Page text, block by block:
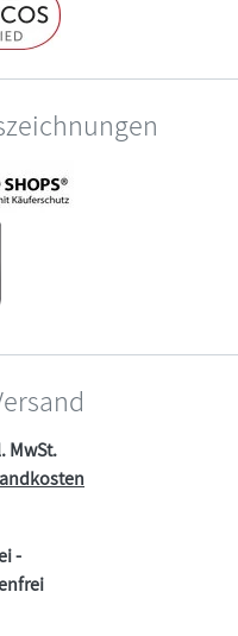
MwSt.
-